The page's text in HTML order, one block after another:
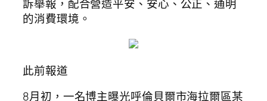
訴舉報，配合營造平安、安心、公正、通明
的消費環境。
此前報道
8月初，一名博主曝光呼倫貝爾市海拉爾區某